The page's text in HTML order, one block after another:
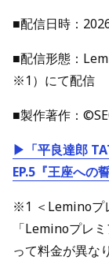
■配信日時：
■配信形態：
※1）にて配信
■製作著作：
▶「平良達郎
EP.5『王座への
※1 ＜Leminoプ
「Leminoプレ
って料金が異な